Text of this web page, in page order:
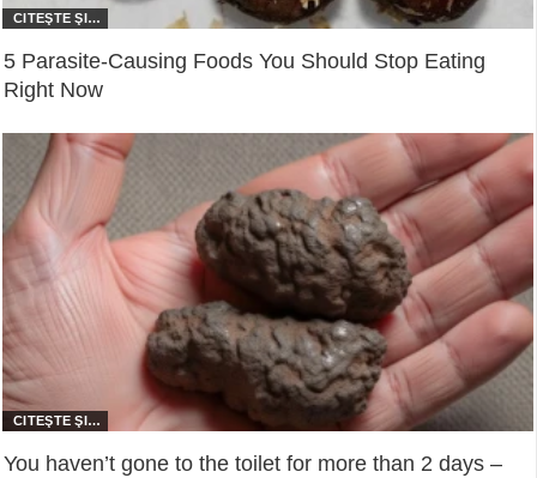
5 Parasite-Causing Foods You Should Stop Eating
Right Now
You haven’t gone to the toilet for more than 2 days –